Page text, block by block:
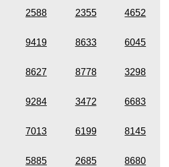
2588 2355 4652
9419 8633 6045
8627 8778 3298
9284 3472 6683
7013 6199 8145
5885 2685 8680